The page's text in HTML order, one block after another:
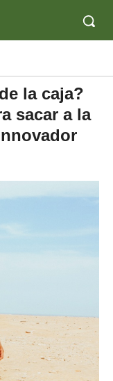
la caja?
sacar a la